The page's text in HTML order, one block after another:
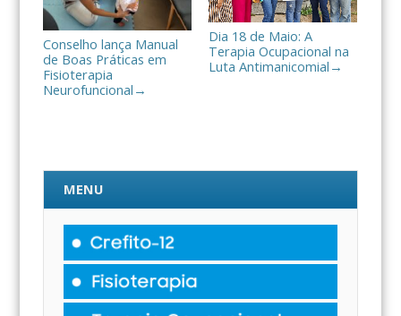
Conselho lança Manual
de Boas Práticas em
Fisioterapia
Neurofuncional →
Dia 18 de Maio: A
Terapia Ocupacional na
Luta Antimanicomial →
MENU